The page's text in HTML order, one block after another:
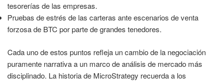
tesorerías de las empresas.
Pruebas de estrés de las carteras ante escenarios de venta
forzosa de BTC por parte de grandes tenedores.
Cada uno de estos puntos refleja un cambio de la negociación
puramente narrativa a un marco de análisis de mercado más
disciplinado. La historia de MicroStrategy recuerda a los